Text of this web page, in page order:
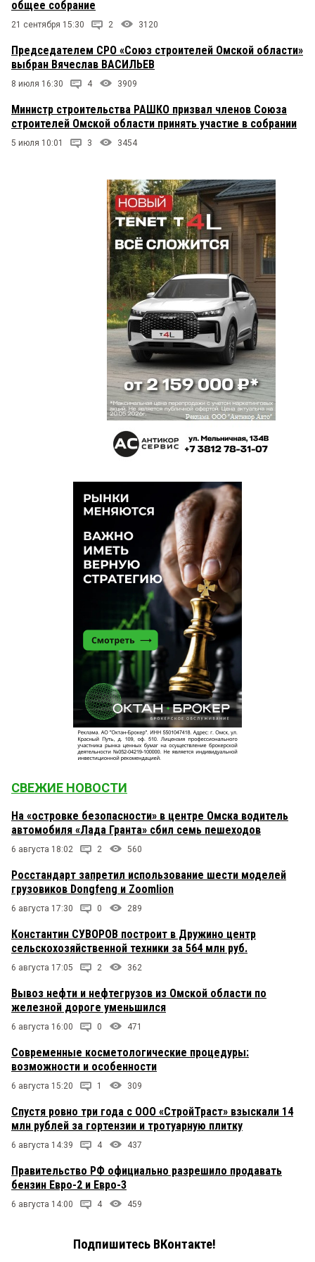
конкурс был в начале 2017го, 16 архитектурных
концепций предложили, третий мэр уже
занимается.
общее собрание
21 сентября 15:30 2 3120
Председателем СРО «Союз строителей Омской области»
выбран Вячеслав ВАСИЛЬЕВ
8 июля 16:30 4 3909
Министр строительства РАШКО призвал членов Союза
строителей Омской области принять участие в собрании
5 июля 10:01 3 3454
СВЕЖИЕ НОВОСТИ
На «островке безопасности» в центре Омска водитель
автомобиля «Лада Гранта» сбил семь пешеходов
6 августа 18:02 2 560
Росстандарт запретил использование шести моделей
грузовиков Dongfeng и Zoomlion
6 августа 17:30 0 289
Константин СУВОРОВ построит в Дружино центр
сельскохозяйственной техники за 564 млн руб.
6 августа 17:05 2 362
Вывоз нефти и нефтегрузов из Омской области по
железной дороге уменьшился
6 августа 16:00 0 471
Современные косметологические процедуры:
возможности и особенности
6 августа 15:20 1 309
Спустя ровно три года с ООО «СтройТраст» взыскали 14
млн рублей за гортензии и тротуарную плитку
6 августа 14:39 4 437
Правительство РФ официально разрешило продавать
бензин Евро-2 и Евро-3
6 августа 14:00 4 459
Подпишитесь ВКонтакте!